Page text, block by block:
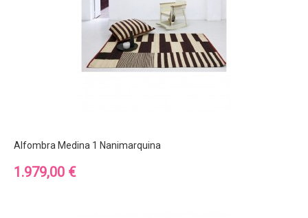
Alfombra Medina 1 Nanimarquina
Precio
1.979,00 €